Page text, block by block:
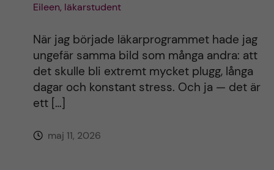
Eileen, läkarstudent
När jag började läkarprogrammet hade jag
ungefär samma bild som många andra: att
det skulle bli extremt mycket plugg, långa
dagar och konstant stress. Och ja — det är
ett […]
maj 11, 2026